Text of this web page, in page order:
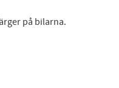
på bilarna.